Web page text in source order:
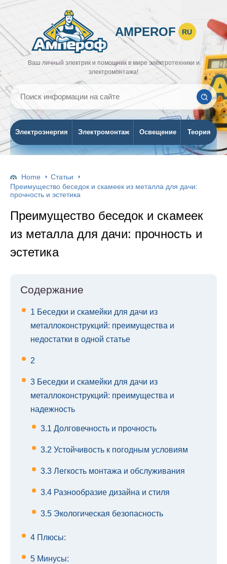
AMPEROF RU
Ваш личный электрик и помощник в мире электротехники и
электромонтажа!
Электроэнергия Электромонтаж Освещение Теория
Home
Статьи
Преимущество беседок и скамеек из металла для дачи:
прочность и эстетика
Преимущество беседок и скамеек
из металла для дачи: прочность и
эстетика
Содержание
1 Беседки и скамейки для дачи из
металлоконструкций: преимущества и
недостатки в одной статье
2
3 Беседки и скамейки для дачи из
металлоконструкций: преимущества и
надежность
3.1 Долговечность и прочность
3.2 Устойчивость к погодным условиям
3.3 Легкость монтажа и обслуживания
3.4 Разнообразие дизайна и стиля
3.5 Экологическая безопасность
4 Плюсы:
5 Минусы: